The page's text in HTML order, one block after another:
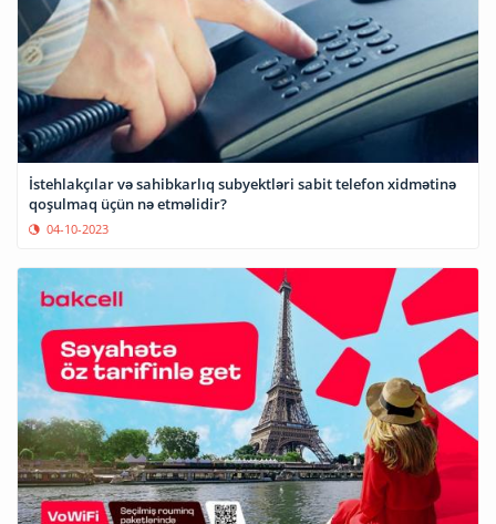
İstehlakçılar və sahibkarlıq subyektləri sabit telefon xidmətinə
qoşulmaq üçün nə etməlidir?
04-10-2023